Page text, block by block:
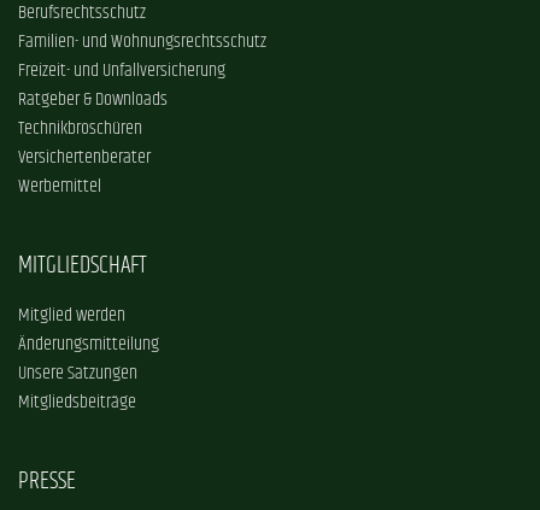
Berufsrechtsschutz
Familien- und Wohnungsrechtsschutz
Freizeit- und Unfallversicherung
Ratgeber & Downloads
Technikbroschüren
Versichertenberater
Werbemittel
MITGLIEDSCHAFT
Mitglied werden
Änderungsmitteilung
Unsere Satzungen
Mitgliedsbeiträge
PRESSE